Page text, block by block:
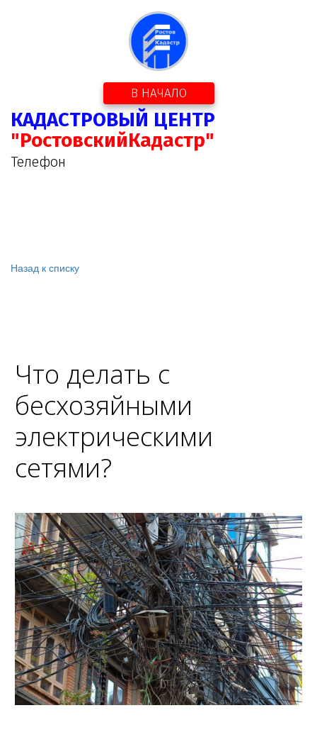
В НАЧАЛО
КАДАСТРОВЫЙ ЦЕНТР
"РостовскийКадастр"
Телефон
Назад к списку
Что делать с
бесхозяйными
электрическими
сетями?